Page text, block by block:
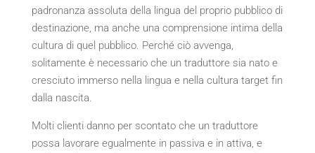
padronanza assoluta della lingua del proprio pubblico di
destinazione, ma anche una comprensione intima della
cultura di quel pubblico. Perché ciò avvenga,
solitamente è necessario che un traduttore sia nato e
cresciuto immerso nella lingua e nella cultura target fin
dalla nascita.
Molti clienti danno per scontato che un traduttore
possa lavorare egualmente in passiva e in attiva, e